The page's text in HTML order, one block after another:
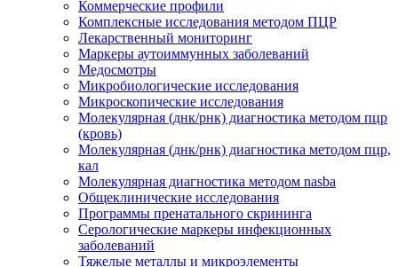
Коммерческие профили
Комплексные исследования методом ПЦР
Лекарственный мониторинг
Маркеры аутоиммунных заболеваний
Медосмотры
Микробиологические исследования
Микроскопические исследования
Молекулярная (днк/рнк) диагностика методом пцр
(кровь)
Молекулярная (днк/рнк) диагностика методом пцр,
кал
Молекулярная диагностика методом nasba
Общеклинические исследования
Программы пренатального скрининга
Серологические маркеры инфекционных
заболеваний
Тяжелые металлы и микроэлементы